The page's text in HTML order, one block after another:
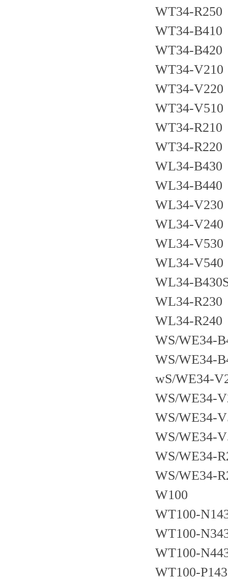
WT34-R250
WT34-B410
WT34-B420
WT34-V210
WT34-V220
WT34-V510
WT34-R210
WT34-R220
WL34-B430
WL34-B440
WL34-V230
WL34-V240
WL34-V530
WL34-V540
WL34-
WL34-R230
WL34-R240
WS/WE34-
WS/WE34-
wS/WE34-
WS/WE34-
WS/WE34-
WS/WE34-
WS/WE34-
WS/WE34-
W100
WT100-
WT100-
WT100-
WT100-